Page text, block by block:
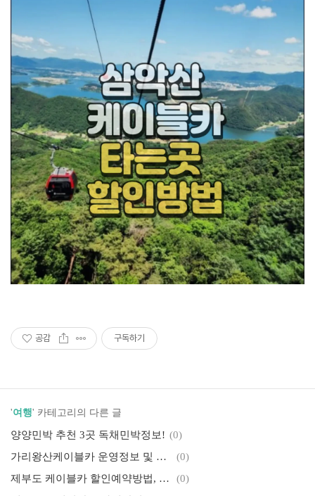
공감 구독하기
'여행' 카테고리의 다른 글
양양민박 추천 3곳 독채민박정보! (0)
가리왕산케이블카 운영정보 및 할인예약방법
(0)
제부도 케이블카 할인예약방법, 무료주차방법
(0)